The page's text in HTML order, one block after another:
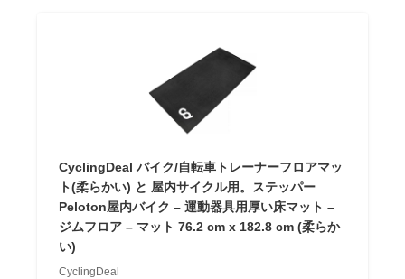
CyclingDeal バイク/自転車トレーナーフロアマッ
ト(柔らかい) と 屋内サイクル用。ステッパー
Peloton屋内バイク – 運動器具用厚い床マット –
ジムフロア – マット 76.2 cm x 182.8 cm (柔らか
い)
CyclingDeal